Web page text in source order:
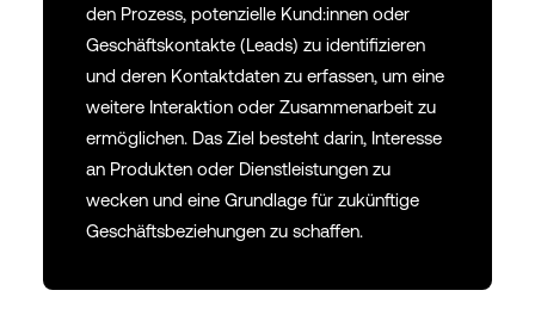
den Prozess, potenzielle Kund:innen oder
Geschäftskontakte (Leads) zu identifizieren
und deren Kontaktdaten zu erfassen, um eine
weitere Interaktion oder Zusammenarbeit zu
ermöglichen. Das Ziel besteht darin, Interesse
an Produkten oder Dienstleistungen zu
wecken und eine Grundlage für zukünftige
Geschäftsbeziehungen zu schaffen.